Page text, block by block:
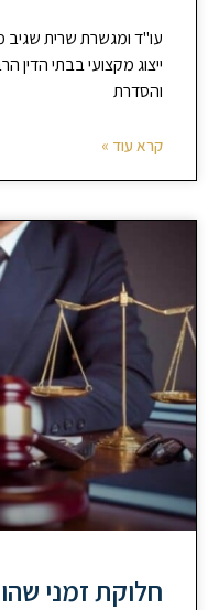
עו"ד ומגשרת שרית שגיב
ייצוג מקצועי בבתי הדין
והסדרת
קרא עוד »
חלוקת זמני